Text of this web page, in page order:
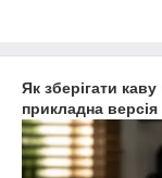
Як зберігати
прикладна версія